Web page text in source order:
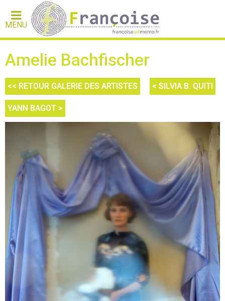
MENU
Amelie Bachfischer
<< RETOUR GALERIE DES ARTISTES < SILVIA B. QUITI
YANN BAGOT >